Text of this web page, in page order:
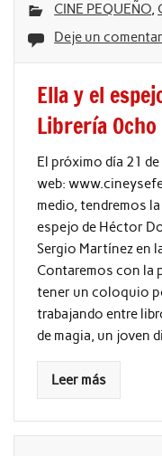
CINE PEQUEÑO,
Deje un
Ella y el
Librería
El próximo día 21
web:
medio, tendremos
espejo de Héctor
Sergio Martínez en
Contaremos con la
tener un coloquio
trabajando entre
de magia, un joven
Leer más